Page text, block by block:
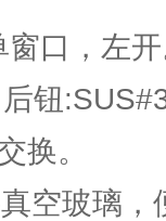
口，左
钮
换。
空玻璃，